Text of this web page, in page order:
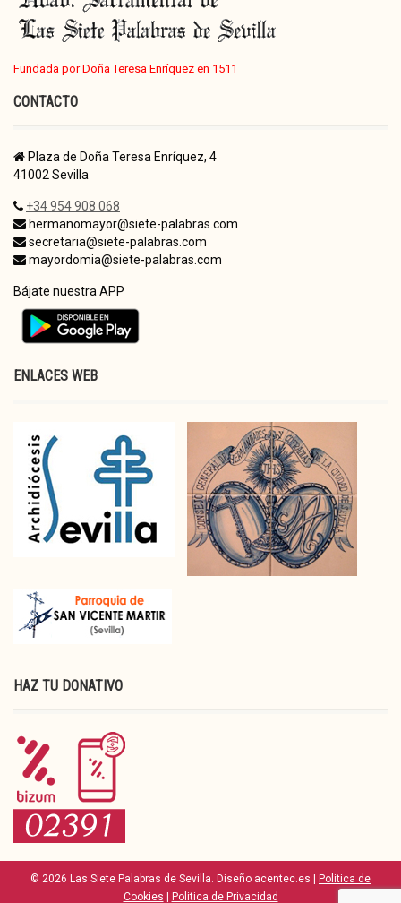
Fundada por Doña Teresa Enríquez en 1511
CONTACTO
Plaza de Doña Teresa Enríquez, 4
41002 Sevilla
+34 954 908 068
hermanomayor@siete-palabras.com
secretaria@siete-palabras.com
mayordomia@siete-palabras.com
Bájate nuestra APP
ENLACES WEB
HAZ TU DONATIVO
© 2026 Las Siete Palabras de Sevilla. Diseño acentec.es | Politica de
Cookies | Politica de Privacidad